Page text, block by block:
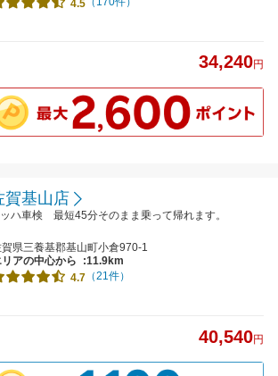
4.5
34,240円
基山店
ハ車検 最短45分そのまま乗って帰れます。
県三養基郡基山町小倉970-1
リアの中心から
:11.9km
4.7 （21件）
40,540円